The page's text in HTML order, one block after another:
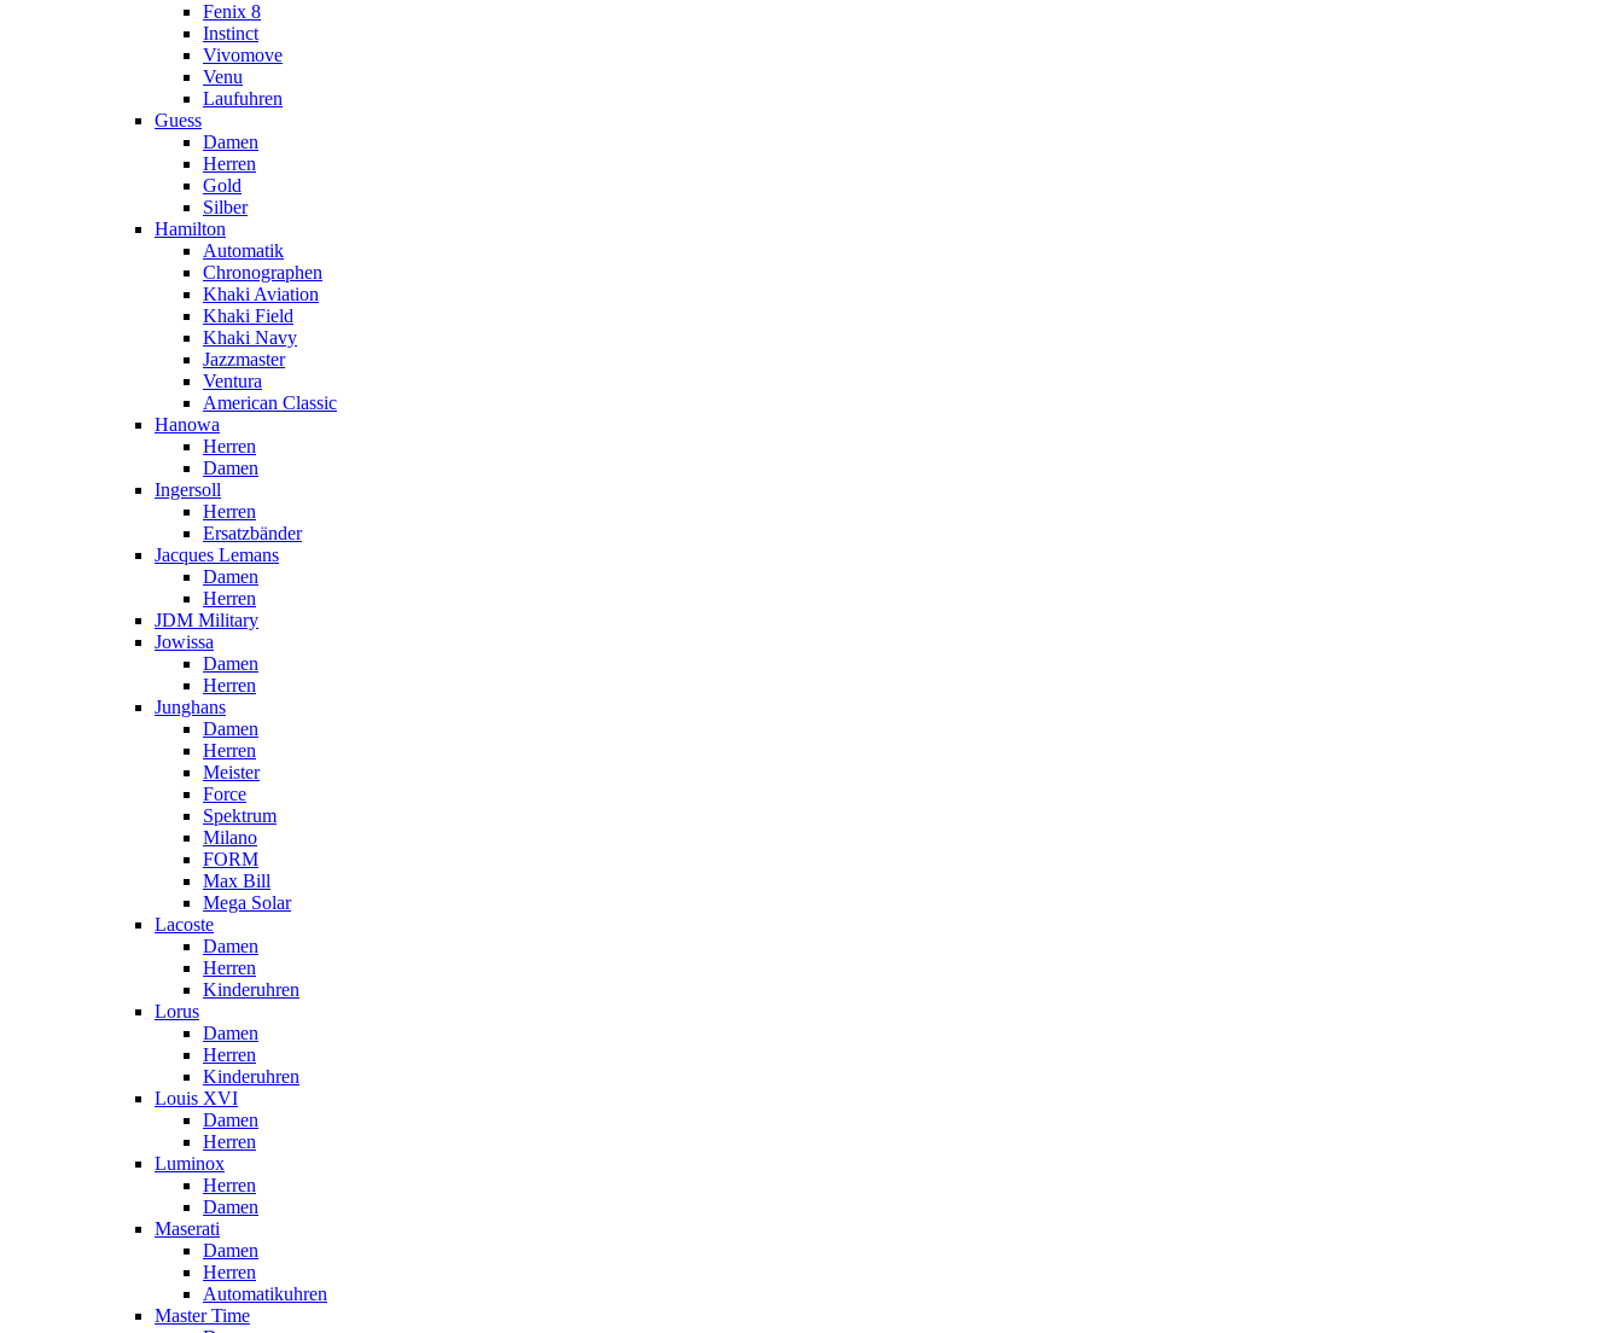
Fenix 8
Instinct
Vivomove
Venu
Laufuhren
Guess
Damen
Herren
Gold
Silber
Hamilton
Automatik
Chronographen
Khaki Aviation
Khaki Field
Khaki Navy
Jazzmaster
Ventura
American Classic
Hanowa
Herren
Damen
Ingersoll
Herren
Ersatzbänder
Jacques Lemans
Damen
Herren
JDM Military
Jowissa
Damen
Herren
Junghans
Damen
Herren
Meister
Force
Spektrum
Milano
FORM
Max Bill
Mega Solar
Lacoste
Damen
Herren
Kinderuhren
Lorus
Damen
Herren
Kinderuhren
Louis XVI
Damen
Herren
Luminox
Herren
Damen
Maserati
Damen
Herren
Automatikuhren
Master Time